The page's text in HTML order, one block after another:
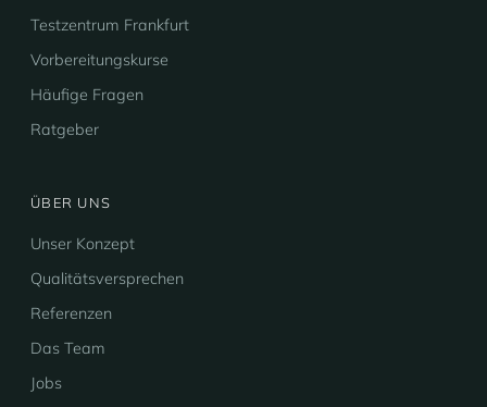
Testzentrum Frankfurt
Vorbereitungskurse
Häufige Fragen
Ratgeber
ÜBER UNS
Unser Konzept
Qualitätsversprechen
Referenzen
Das Team
Jobs